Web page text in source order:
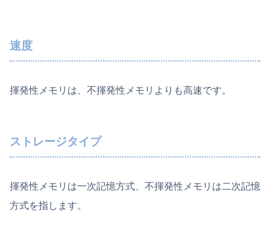
速度
揮発性メモリは、不揮発性メモリよりも高速です。
ストレージタイプ
揮発性メモリは一次記憶方式、不揮発性メモリは二次記憶
方式を指します。